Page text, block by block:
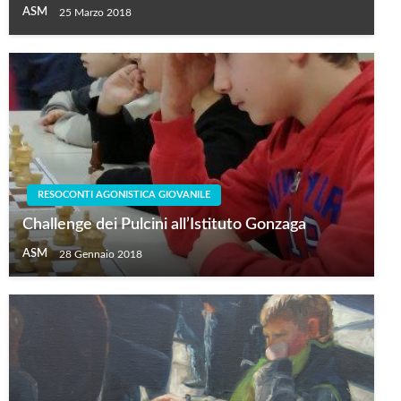
ASM 25 Marzo 2018
RESOCONTI AGONISTICA GIOVANILE
Challenge dei Pulcini all’Istituto Gonzaga
ASM 28 Gennaio 2018